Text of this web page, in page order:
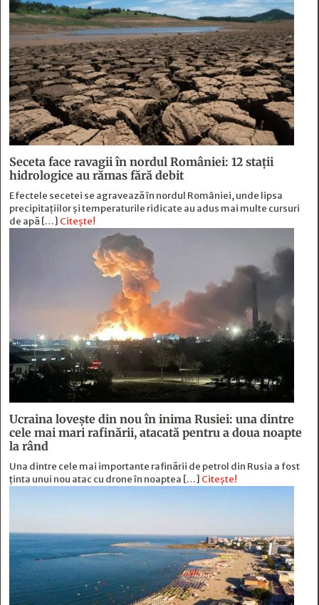
Seceta face ravagii în nordul României: 12 stații
hidrologice au rămas fără debit
Efectele secetei se agravează în nordul României, unde lipsa
precipitațiilor și temperaturile ridicate au adus mai multe cursuri
de apă […] Citește!
Ucraina lovește din nou în inima Rusiei: una dintre
cele mai mari rafinării, atacată pentru a doua noapte
la rând
Una dintre cele mai importante rafinării de petrol din Rusia a fost
ținta unui nou atac cu drone în noaptea […] Citește!